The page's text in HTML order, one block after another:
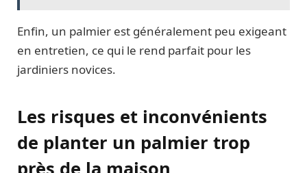
Enfin, un palmier est généralement peu exigeant
en entretien, ce qui le rend parfait pour les
jardiniers novices.
Les risques et inconvénients
de planter un palmier trop
près de la maison